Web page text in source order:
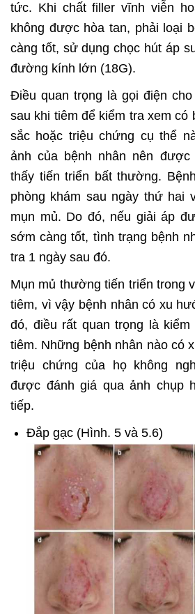
tức. Khi chất filler vĩnh viễn
không được hòa tan, phải loại
càng tốt, sử dụng chọc hút áp
đường kính lớn (18G).
Điều quan trọng là gọi điện
sau khi tiêm để kiểm tra xem có
sắc hoặc triệu chứng cụ thể
ảnh của bệnh nhân nên
thấy tiến triển bất thường.
phòng khám sau ngày thứ hai
mụn mủ. Do đó, nếu giải áp
sớm càng tốt, tình trạng bệnh
tra 1 ngày sau đó.
Mụn mủ thường tiến triển trong
tiêm, vì vậy bệnh nhân có xu
đó, điều rất quan trọng là
tiêm. Những bệnh nhân nào có
triệu chứng của họ không
được đánh giá qua ảnh chụp
tiếp.
Đắp gạc (Hình. 5 và 5.6)